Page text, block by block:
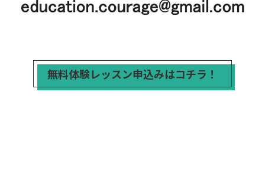
無料体験レッスン申込みはコチラ！